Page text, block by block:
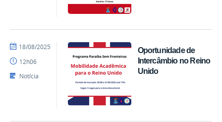
Oportunidade de
Intercâmbio no Reino
Unido
por
publicado
18/08/2025
12h06
Notícia